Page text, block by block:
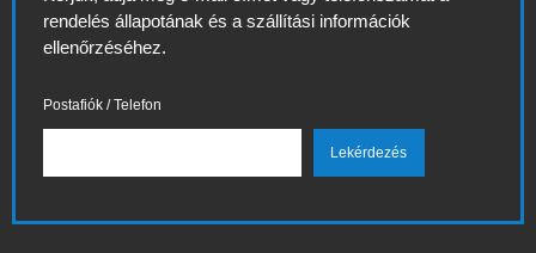
rendelés állapotának és a szállítási információk
ellenőrzéséhez.
Postafiók / Telefon